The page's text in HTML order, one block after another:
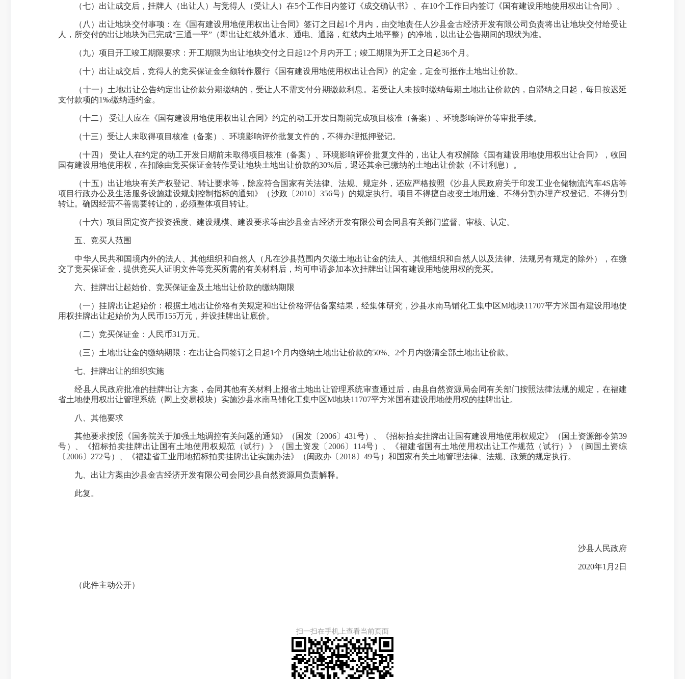
（七）出让成交后，挂牌人（出让人）与竞得人（受让人）在5个工作日内签订《成交确认书》、在10个工作日内签订《国有建设用地使用权出让合同》。
（八）出让地块交付事项：在《国有建设用地使用权出让合同》签订之日起1个月内，由交地责任人沙县金古经济开发有限公司负责将出让地块交付给受让
人，所交付的出让地块为已完成“三通一平”（即出让红线外通水、通电、通路，红线内土地平整）的净地，以出让公告期间的现状为准。
（九）项目开工竣工期限要求：开工期限为出让地块交付之日起12个月内开工；竣工期限为开工之日起36个月。
（十）出让成交后，竞得人的竞买保证金全额转作履行《国有建设用地使用权出让合同》的定金，定金可抵作土地出让价款。
（十一）土地出让公告约定出让价款分期缴纳的，受让人不需支付分期缴款利息。若受让人未按时缴纳每期土地出让价款的，自滞纳之日起，每日按迟延
支付款项的1‰缴纳违约金。
（十二） 受让人应在《国有建设用地使用权出让合同》约定的动工开发日期前完成项目核准（备案）、环境影响评价等审批手续。
（十三）受让人未取得项目核准（备案）、环境影响评价批复文件的，不得办理抵押登记。
（十四） 受让人在约定的动工开发日期前未取得项目核准（备案）、环境影响评价批复文件的，出让人有权解除《国有建设用地使用权出让合同》，收回
国有建设用地使用权，在扣除由竞买保证金转作受让地块土地出让价款的30%后，退还其余已缴纳的土地出让价款（不计利息）。
（十五）出让地块有关产权登记、转让要求等，除应符合国家有关法律、法规、规定外，还应严格按照《沙县人民政府关于印发工业仓储物流汽车4S店等
项目行政办公及生活服务设施建设规划控制指标的通知》（沙政〔2010〕356号）的规定执行。项目不得擅自改变土地用途、不得分割办理产权登记、不得分割
转让。确因经营不善需要转让的，必须整体项目转让。
（十六）项目固定资产投资强度、建设规模、建设要求等由沙县金古经济开发有限公司会同县有关部门监督、审核、认定。
五、竞买人范围
中华人民共和国境内外的法人、其他组织和自然人（凡在沙县范围内欠缴土地出让金的法人、其他组织和自然人以及法律、法规另有规定的除外），在缴
交了竞买保证金，提供竞买人证明文件等竞买所需的有关材料后，均可申请参加本次挂牌出让国有建设用地使用权的竞买。
六、挂牌出让起始价、竞买保证金及土地出让价款的缴纳期限
（一）挂牌出让起始价：根据土地出让价格有关规定和出让价格评估备案结果，经集体研究，沙县水南马铺化工集中区M地块11707平方米国有建设用地使
用权挂牌出让起始价为人民币155万元，并设挂牌出让底价。
（二）竞买保证金：人民币31万元。
（三）土地出让金的缴纳期限：在出让合同签订之日起1个月内缴纳土地出让价款的50%、2个月内缴清全部土地出让价款。
七、挂牌出让的组织实施
经县人民政府批准的挂牌出让方案，会同其他有关材料上报省土地出让管理系统审查通过后，由县自然资源局会同有关部门按照法律法规的规定，在福建
省土地使用权出让管理系统（网上交易模块）实施沙县水南马铺化工集中区M地块11707平方米国有建设用地使用权的挂牌出让。
八、其他要求
其他要求按照《国务院关于加强土地调控有关问题的通知》（国发〔2006〕431号）、《招标拍卖挂牌出让国有建设用地使用权规定》（国土资源部令第39
号）、《招标拍卖挂牌出让国有土地使用权规范（试行）》（国土资发〔2006〕114号）、《福建省国有土地使用权出让工作规范（试行）》（闽国土资综
〔2006〕272号）、《福建省工业用地招标拍卖挂牌出让实施办法》（闽政办〔2018〕49号）和国家有关土地管理法律、法规、政策的规定执行。
九、出让方案由沙县金古经济开发有限公司会同沙县自然资源局负责解释。
此复。
沙县人民政府
2020年1月2日
（此件主动公开）
扫一扫在手机上查看当前页面